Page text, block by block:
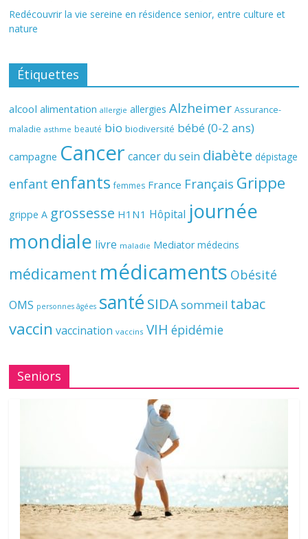
Redécouvrir la vie sereine en résidence senior, entre culture et
nature
Étiquettes
alcool alimentation allergie allergies Alzheimer Assurance-
maladie asthme beauté bio biodiversité bébé (0-2 ans)
campagne Cancer cancer du sein diabète dépistage
enfant enfants femmes France Français Grippe
grippe A grossesse H1N1 Hôpital journée
mondiale livre maladie Mediator médecins
médicament médicaments Obésité
OMS personnes âgées santé SIDAsommeil tabac
vaccin vaccination vaccins VIH épidémie
Seniors